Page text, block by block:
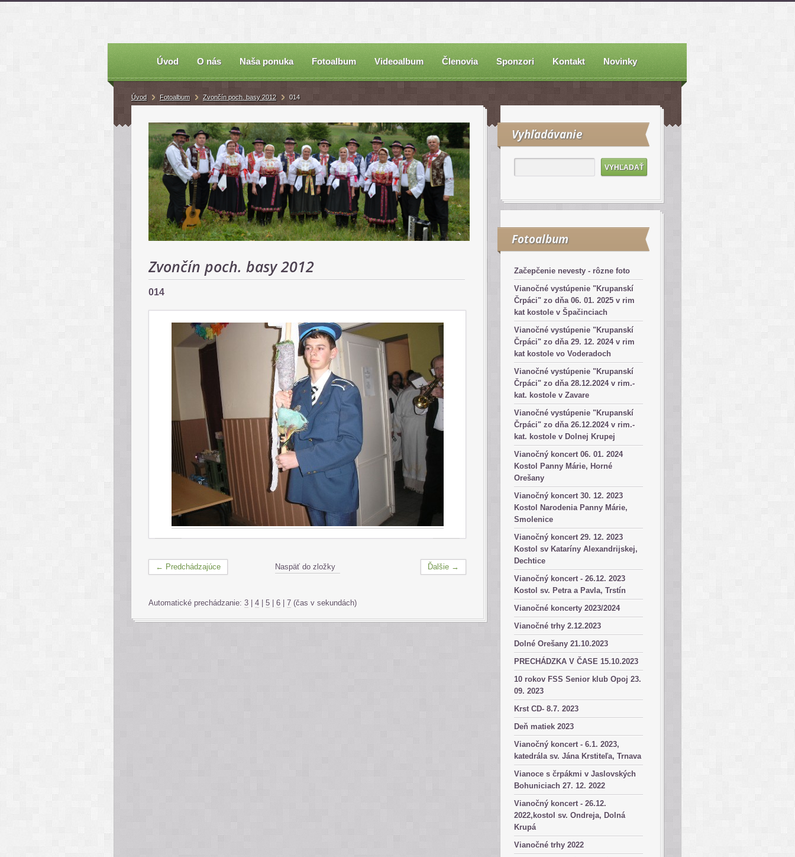
Úvod O nás Naša ponuka Fotoalbum Videoalbum Členovia Sponzori Kontakt Novinky
Vyhľadávanie
Fotoalbum
Začepčenie nevesty - rôzne foto
Vianočné vystúpenie "Krupanskí
Črpáci" zo dňa 06. 01. 2025 v rim
kat kostole v Špačinciach
Vianočné vystúpenie "Krupanskí
Črpáci" zo dňa 29. 12. 2024 v rim
kat kostole vo Voderadoch
Vianočné vystúpenie "Krupanskí
Črpáci" zo dňa 28.12.2024 v rim.-
kat. kostole v Zavare
Vianočné vystúpenie "Krupanskí
Črpáci" zo dňa 26.12.2024 v rim.-
kat. kostole v Dolnej Krupej
Vianočný koncert 06. 01. 2024
Kostol Panny Márie, Horné
Orešany
Vianočný koncert 30. 12. 2023
Kostol Narodenia Panny Márie,
Smolenice
Vianočný koncert 29. 12. 2023
Kostol sv Kataríny Alexandrijskej,
Dechtice
Vianočný koncert - 26.12. 2023
Kostol sv. Petra a Pavla, Trstín
Vianočné koncerty 2023/2024
Vianočné trhy 2.12.2023
Dolné Orešany 21.10.2023
PRECHÁDZKA V ČASE 15.10.2023
10 rokov FSS Senior klub Opoj 23.
09. 2023
Krst CD- 8.7. 2023
Deň matiek 2023
Vianočný koncert - 6.1. 2023,
katedrála sv. Jána Krstiteľa, Trnava
Vianoce s črpákmi v Jaslovských
Bohuniciach 27. 12. 2022
Vianočný koncert - 26.12.
2022,kostol sv. Ondreja, Dolná
Krupá
Vianočné trhy 2022
Úvod Fotoalbum Zvončín poch. basy 2012 014
Zvončín poch. basy 2012
014
← Predchádzajúce Ďalšie →
Naspäť do zložky
Automatické prechádzanie: 3 4 5 6 7 (čas v sekundách)